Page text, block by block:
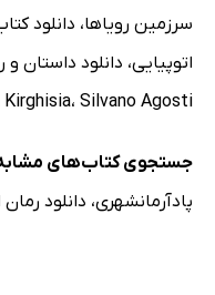
سرزمین رویاها، دانلود
اتوپیایی، دانلود داستان
، Silvano Agosti
جستجوی کتاب‌های
پادآرمانشهری، دانلود